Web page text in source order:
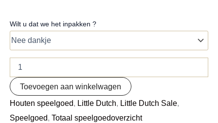
Wilt u dat we het inpakken ?
Toevoegen aan winkelwagen
Houten speelgoed, Little Dutch, Little Dutch Sale,
Speelgoed, Totaal speelgoedoverzicht